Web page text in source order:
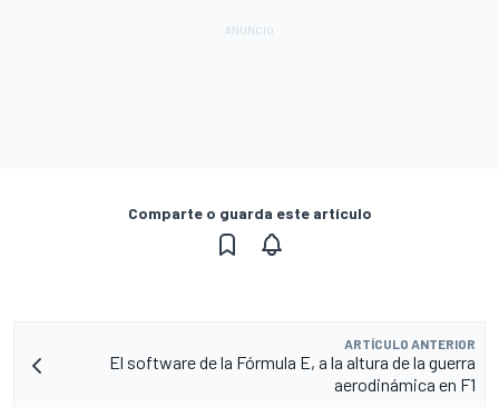
Comparte o guarda este artículo
ARTÍCULO ANTERIOR
El software de la Fórmula E, a la altura de la guerra
aerodinámica en F1